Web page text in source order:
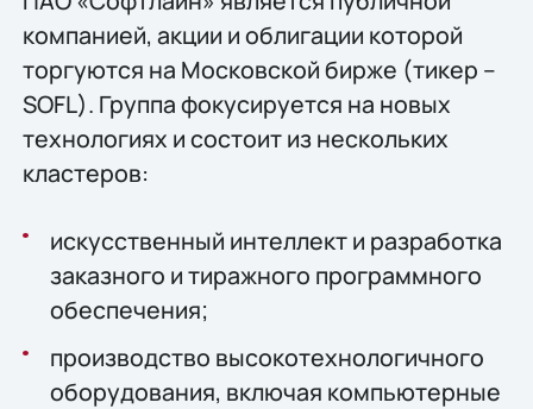
компанией, акции и облигации которой
торгуются на Московской бирже (тикер –
SOFL). Группа фокусируется на новых
технологиях и состоит из нескольких
кластеров:
искусственный интеллект и разработка
заказного и тиражного программного
обеспечения;
производство высокотехнологичного
оборудования, включая компьютерные